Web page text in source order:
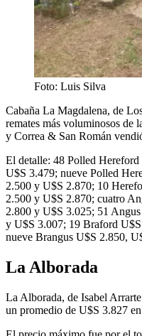
Foto: Luis Silva
Cabaña La Magdalena, de
remates más voluminosos de
y Correa & San Román
El detalle: 48 Polled
U$S 3.479; nueve Polled
2.500 y U$S 2.870; 10
2.500 y U$S 2.870; cuatro
2.800 y U$S 3.025; 51
y U$S 3.007; 19 Braford
nueve Brangus U$S 2.850,
La Alborada
La Alborada, de Isabel
un promedio de U$S 3.827